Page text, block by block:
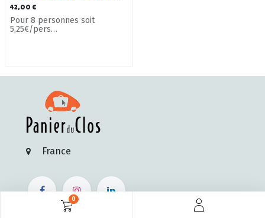
0
42,00 €
Pour 8 personnes soit
5,25€/pers
France